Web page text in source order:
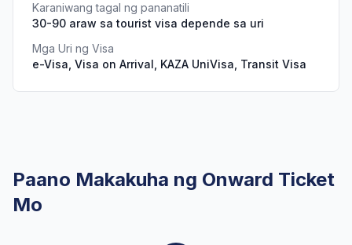
Karaniwang tagal ng pananatili
30-90 araw sa tourist visa depende sa uri
Mga Uri ng Visa
e-Visa, Visa on Arrival, KAZA UniVisa, Transit Visa
Paano Makakuha ng Onward Ticket
Mo